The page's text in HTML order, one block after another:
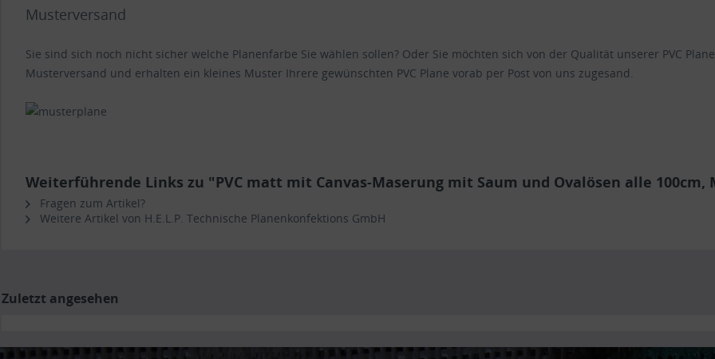
Musterversand
Sie sind sich noch nicht sicher welche Planenfarbe Sie wählen sollen? Oder Sie möchten sich von der Qualität unserer PVC
Musterversand und erhalten ein kleines Muster Ihrere gewünschten PVC Plane vorab per Post von uns zugesand.
Weiterführende Links zu "PVC matt mit Canvas-Maserung mit Saum und Ovalösen alle 100cm,
Fragen zum Artikel?
Weitere Artikel von H.E.L.P. Technische Planenkonfektions GmbH
Zuletzt angesehen